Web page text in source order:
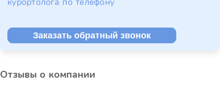
Заказать обратный звонок
Отзывы о компании